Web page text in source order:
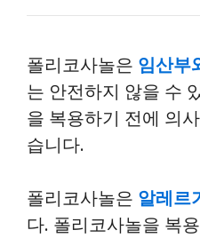
폴리코사놀은 임산부
는 안전하지 않을 수
을 복용하기 전에 의
습니다.
폴리코사놀은 알레르
다. 폴리코사놀을 복